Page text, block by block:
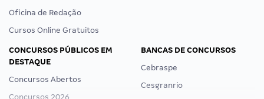
Oficina de Redação
Cursos Online Gratuitos
CONCURSOS PÚBLICOS EM
DESTAQUE
Concursos Abertos
Concursos 2026
BANCAS DE CONCURSOS
Cebraspe
Cesgranrio